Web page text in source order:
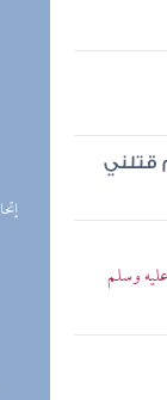
قتلني
وسلم